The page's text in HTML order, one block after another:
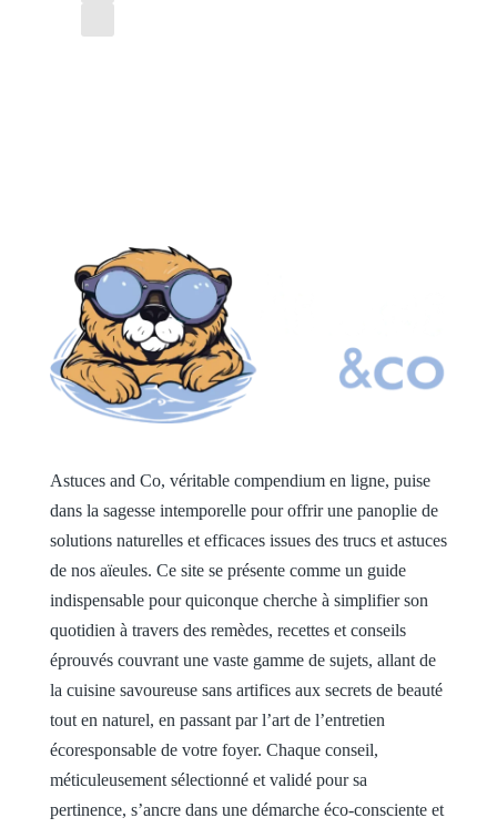
Astuces and Co, véritable compendium en ligne, puise
dans la sagesse intemporelle pour offrir une panoplie de
solutions naturelles et efficaces issues des trucs et astuces
de nos aïeules. Ce site se présente comme un guide
indispensable pour quiconque cherche à simplifier son
quotidien à travers des remèdes, recettes et conseils
éprouvés couvrant une vaste gamme de sujets, allant de
la cuisine savoureuse sans artifices aux secrets de beauté
tout en naturel, en passant par l’art de l’entretien
écoresponsable de votre foyer. Chaque conseil,
méticuleusement sélectionné et validé pour sa
pertinence, s’ancre dans une démarche éco-consciente et